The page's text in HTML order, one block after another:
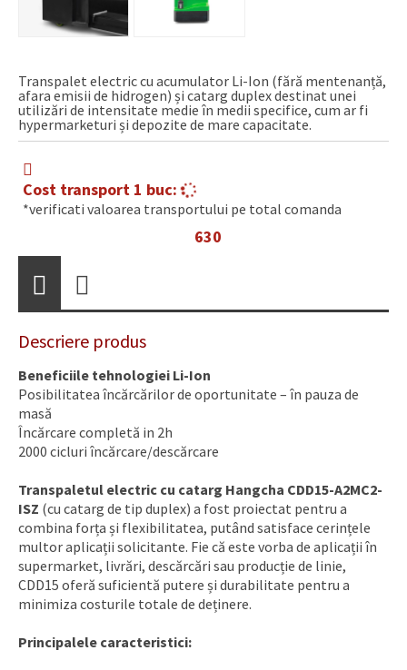
Transpalet electric cu acumulator Li-Ion (fără mentenanță,
afara emisii de hidrogen) și catarg duplex destinat unei
utilizări de intensitate medie în medii specifice, cum ar fi
hypermarketuri și depozite de mare capacitate.
Cost transport 1 buc:
*verificati valoarea transportului pe total comanda
630
Descriere produs
Beneficiile tehnologiei Li-Ion
Posibilitatea încărcărilor de oportunitate – în pauza de
masă
Încărcare completă in 2h
2000 cicluri încărcare/descărcare
Transpaletul electric cu catarg Hangcha CDD15-A2MC2-
ISZ (cu catarg de tip duplex) a fost proiectat pentru a
combina forța și flexibilitatea, putând satisface cerințele
multor aplicații solicitante. Fie că este vorba de aplicații în
supermarket, livrări, descărcări sau producție de linie,
CDD15 oferă suficientă putere și durabilitate pentru a
minimiza costurile totale de deținere.
Principalele caracteristici: